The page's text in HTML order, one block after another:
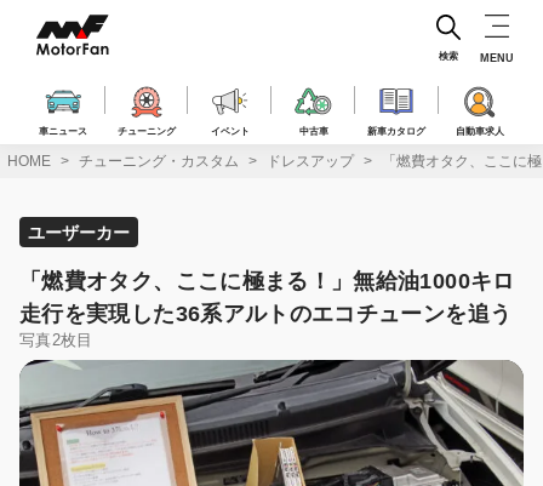
ス
車ニュース チューニング イベント 中古車 新車カタログ 自動車求人
検索 MENU
HOME チューニング・カスタム ドレスアップ 「燃費オタク、ここに
ユーザーカー
「燃費オタク、ここに極まる！」無給油1000キロ
走行を実現した36系アルトのエコチューンを追う
写真2枚目